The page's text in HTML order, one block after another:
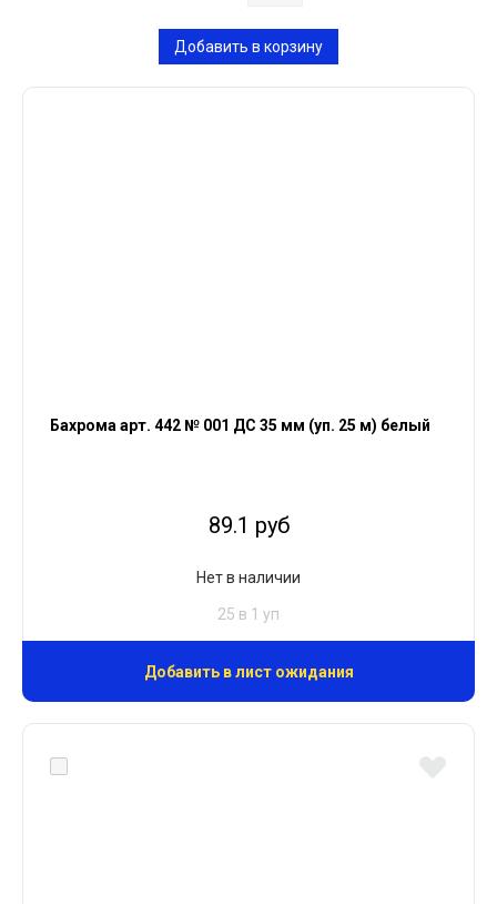
Добавить в корзину
Бахрома арт. 442 № 001 ДС 35 мм (уп. 25 м) белый
89.1 руб
Нет в наличии
25 в 1 уп
Добавить в лист ожидания